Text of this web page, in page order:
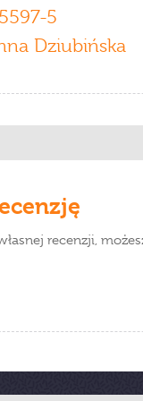
5
Dziubińska
recenzji,